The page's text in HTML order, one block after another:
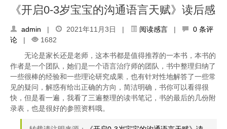
《开启0-3岁宝宝的沟通语言天赋》读后感
admin | 2021年11月3日 | 阅读感言 |
0 条评
论 |
1682
无论是家长还是老师，这本书都是值得推荐的一本书，本书的
作者是一个团队，她们是一个语言治疗师的团队，书中整理归纳了
一些很棒的经验和一些理论研究成果，也有针对性地解答了一些常
见的疑问，解惑有给出正确的方向，简洁明确，书你可以看得很
快，但是看一遍，我看了三遍整理的读书笔记，书的最后的几份附
录表，也是很好的参照资料哦。